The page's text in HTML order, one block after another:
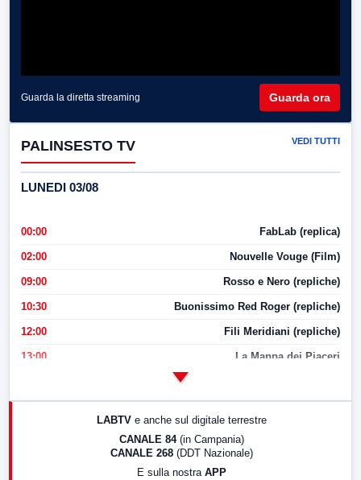
Guarda la diretta streaming Guarda ora
PALINSESTO TV VEDI TUTTI
LUNEDI 03/08
00:00 FabLab (replica)
02:00 Nouvelle Vouge (Film)
09:00 Rosso e Nero (repliche)
10:30 Buonissimo Red Roger (repliche)
12:00 Fili Meridiani (repliche)
13:00 La Mappa dei Piaceri
LABTV e anche sul digitale terrestre
CANALE 84 (in Campania)
CANALE 268 (DDT Nazionale)
E sulla nostra APP